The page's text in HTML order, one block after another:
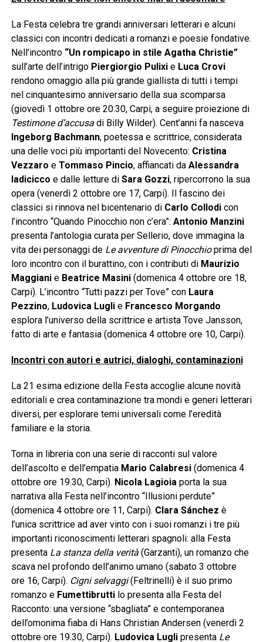
La Festa celebra tre grandi anniversari letterari e alcuni
classici con incontri dedicati a romanzi e poesie fondative.
Nell’incontro“Un rompicapo in stile Agatha Christie”
sull’arte dell’intrigo Piergiorgio Pulixi e Luca Crovi
rendono omaggio alla più grande giallista di tutti i tempi
nel cinquantesimo anniversario della sua scomparsa
(giovedì 1 ottobre ore 20.30, Carpi, a seguire proiezione di
Testimone d’accusadi Billy Wilder). Cent’anni fa nasceva
Ingeborg Bachmann, poetessa e scrittrice, considerata
una delle voci più importanti del Novecento: Cristina
Vezzaro e Tommaso Pincio, affiancati da Alessandra
Iadicicco e dalle letture di Sara Gozzi, ripercorrono la sua
opera (venerdì 2 ottobre ore 17, Carpi). Il fascino dei
classici si rinnova nel bicentenario di Carlo Collodi con
l’incontro “Quando Pinocchio non c’era”: Antonio Manzini
presenta l’antologia curata per Sellerio, dove immagina la
vita dei personaggi de Le avventure di Pinocchioprima del
loro incontro con il burattino, con i contributi di Maurizio
Maggiani e Beatrice Masini (domenica 4 ottobre ore 18,
Carpi). L’incontro “Tutti pazzi per Tove” con Laura
Pezzino, Ludovica Luglie Francesco Morgando
esplora l’universo della scrittrice e artista Tove Jansson,
fatto di arte e fantasia (domenica 4 ottobre ore 10, Carpi).
Incontri con autori e autrici, dialoghi, contaminazioni
La 21 esima edizione della Festa accoglie alcune novità
editoriali e crea contaminazione tra mondi e generi letterari
diversi, per esplorare temi universali come l’eredità
familiare e la storia.
Torna in libreria con una serie di racconti sul valore
dell’ascolto e dell’empatia Mario Calabresi(domenica 4
ottobre ore 19.30, Carpi). Nicola Lagioia porta la sua
narrativa alla Festa nell’incontro “Illusioni perdute”
(domenica 4 ottobre ore 11, Carpi). Clara Sánchez è
l’unica scrittrice ad aver vinto con i suoi romanzi i tre più
importanti riconoscimenti letterari spagnoli: alla Festa
presenta La stanza della verità (Garzanti), un romanzo che
scava nel profondo dell’animo umano (sabato 3 ottobre
ore 16, Carpi). Cigni selvaggi(Feltrinelli) è il suo primo
romanzo e Fumettibrutti lo presenta alla Festa del
Racconto: una versione “sbagliata” e contemporanea
dell’omonima fiaba di Hans Christian Andersen (venerdì 2
ottobre ore 19.30, Carpi). Ludovica Luglipresenta Le